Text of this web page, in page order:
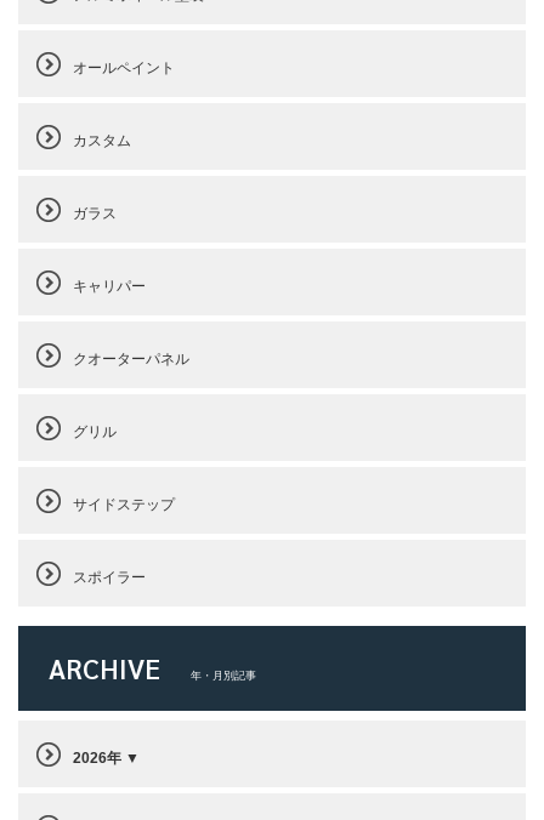
オールペイント
カスタム
ガラス
キャリパー
クオーターパネル
グリル
サイドステップ
スポイラー
ARCHIVE 年・月別記事
2026年